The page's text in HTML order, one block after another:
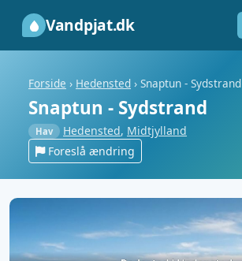
Vandpjat.dk
Forside › Hedensted › Snaptun - Sydstrand
Snaptun - Sydstrand
Hav Hedensted, Midtjylland
Foreslå ændring